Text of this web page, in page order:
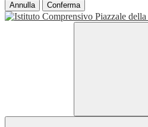
Annulla Conferma